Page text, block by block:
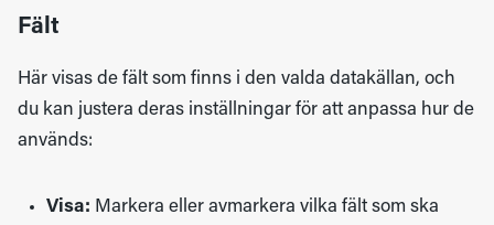
Fält
Här visas de fält som finns i den valda datakällan, och
du kan justera deras inställningar för att anpassa hur de
används:
Visa: Markera eller avmarkera vilka fält som ska